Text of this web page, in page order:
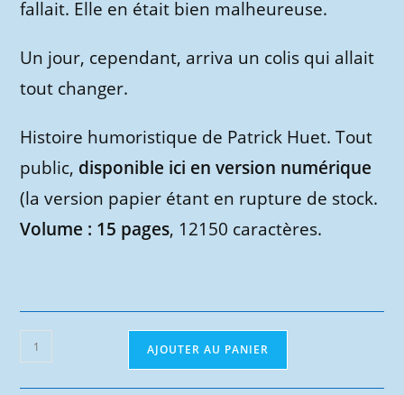
fallait. Elle en était bien malheureuse.
Un jour, cependant, arriva un colis qui allait
tout changer.
Histoire humoristique de Patrick Huet. Tout
public, disponible ici en version numérique
(la version papier étant en rupture de stock.
Volume : 15 pages, 12150 caractères.
quantité
de
Rousseline
AJOUTER AU PANIER